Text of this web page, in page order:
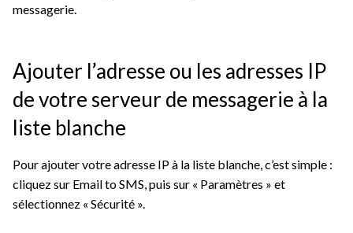
messagerie.
Ajouter l’adresse ou les adresses IP
de votre serveur de messagerie à la
liste blanche
Pour ajouter votre adresse IP à la liste blanche, c’est simple :
cliquez sur Email to SMS, puis sur « Paramètres » et
sélectionnez « Sécurité ».